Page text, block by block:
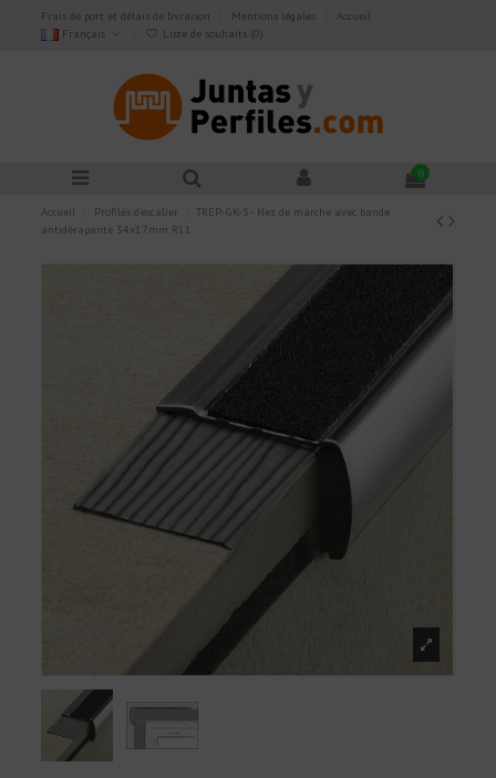
Frais de port et délais de livraison Mentions légales
Accueil
Français
Liste de souhaits (0)
0
Accueil Profilés d'escalier
TREP-GK-S - Nez de marche avec bande
antidérapante 34x17mm R11